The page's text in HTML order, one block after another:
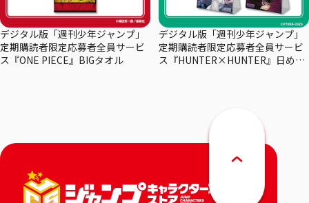
デジタル版「週刊少年ジャンプ」
定期購読者限定応募者全員サービ
ス『ONE PIECE』BIGタオル
デジタル版「週刊少年ジャンプ」
定期購読者限定応募者全員サービ
ス『HUNTER×HUNTER』日めく